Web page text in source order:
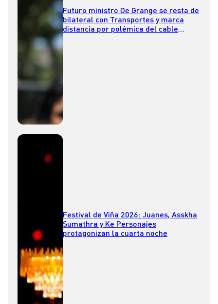
Futuro ministro De Grange se resta de
bilateral con Transportes y marca
distancia por polémica del cable
Festival de Viña 2026: Juanes, Asskha
Sumathra y Ke Personajes
protagonizan la cuarta noche